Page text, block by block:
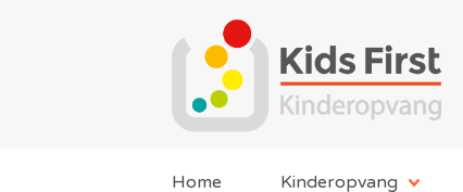
Home Kinderopvang